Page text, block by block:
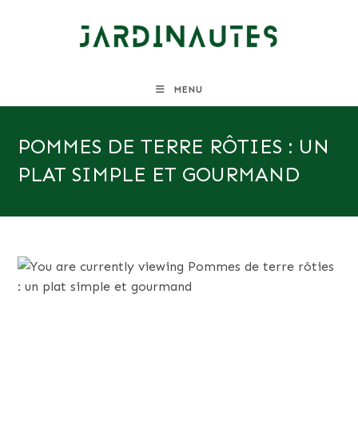
MENU
POMMES DE TERRE RÔTIES : UN
PLAT SIMPLE ET GOURMAND